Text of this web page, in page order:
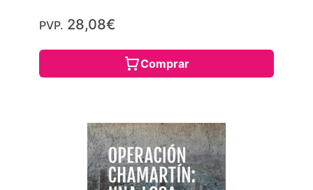
PVP. 28,08€
Comprar